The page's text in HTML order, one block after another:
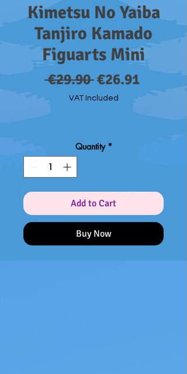
Kimetsu No Yaiba
Tanjiro Kamado
Figuarts Mini
€29.90 Regular
Price
€26.91Sale
Price
VAT Included
Quantity *
Add to Cart
Buy Now